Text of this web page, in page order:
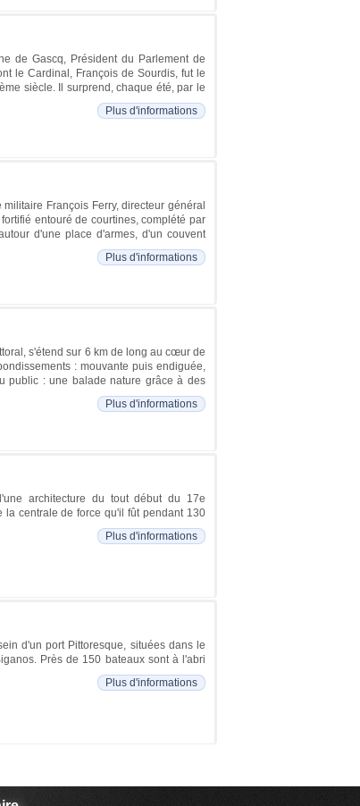
de Gascq, Président du Parlement de
le Cardinal, François de Sourdis, fut le
siècle. Il surprend, chaque été, par le
Plus d'informations
François Ferry, directeur général
entouré de courtines, complété par
d'une place d'armes, d'un couvent
Plus d'informations
s'étend sur 6 km de long au cœur de
: mouvante puis endiguée,
public : une balade nature grâce à des
Plus d'informations
architecture du tout début du 17e
centrale de force qu'il fût pendant 130
Plus d'informations
d'un port Pittoresque, situées dans le
Près de 150 bateaux sont à l'abri
Plus d'informations